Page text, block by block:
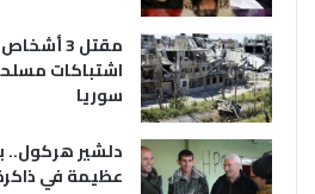
اشتباكات
سوريا
دلشير
عظيمة في